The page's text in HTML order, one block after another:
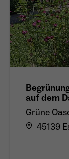
auf dem
Grüne
45139